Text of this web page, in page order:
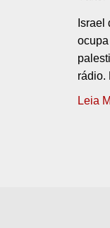
Israel
rádio.
Leia